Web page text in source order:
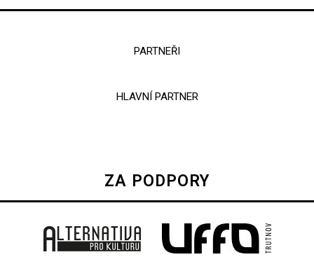
PARTNEŘI
HLAVNÍ PARTNER
ZA PODPORY